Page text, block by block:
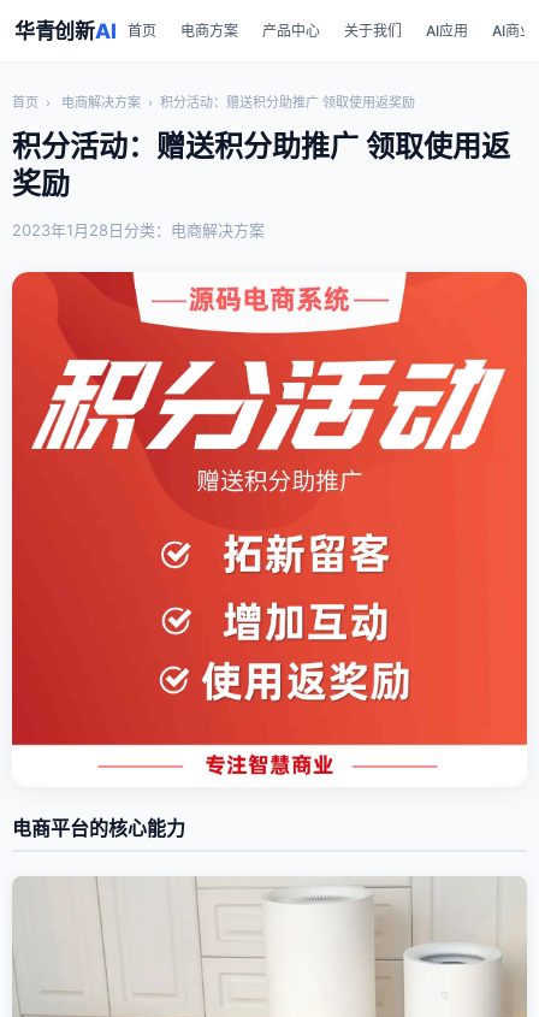
华青创新AI 首页 电商方案 产品中心 关于我们 AI应用 AI商业
首页 › 电商解决方案 › 积分活动：赠送积分助推广 领取使用返奖励
积分活动：赠送积分助推广 领取使用返
奖励
2023年1月28日分类：电商解决方案
电商平台的核心能力